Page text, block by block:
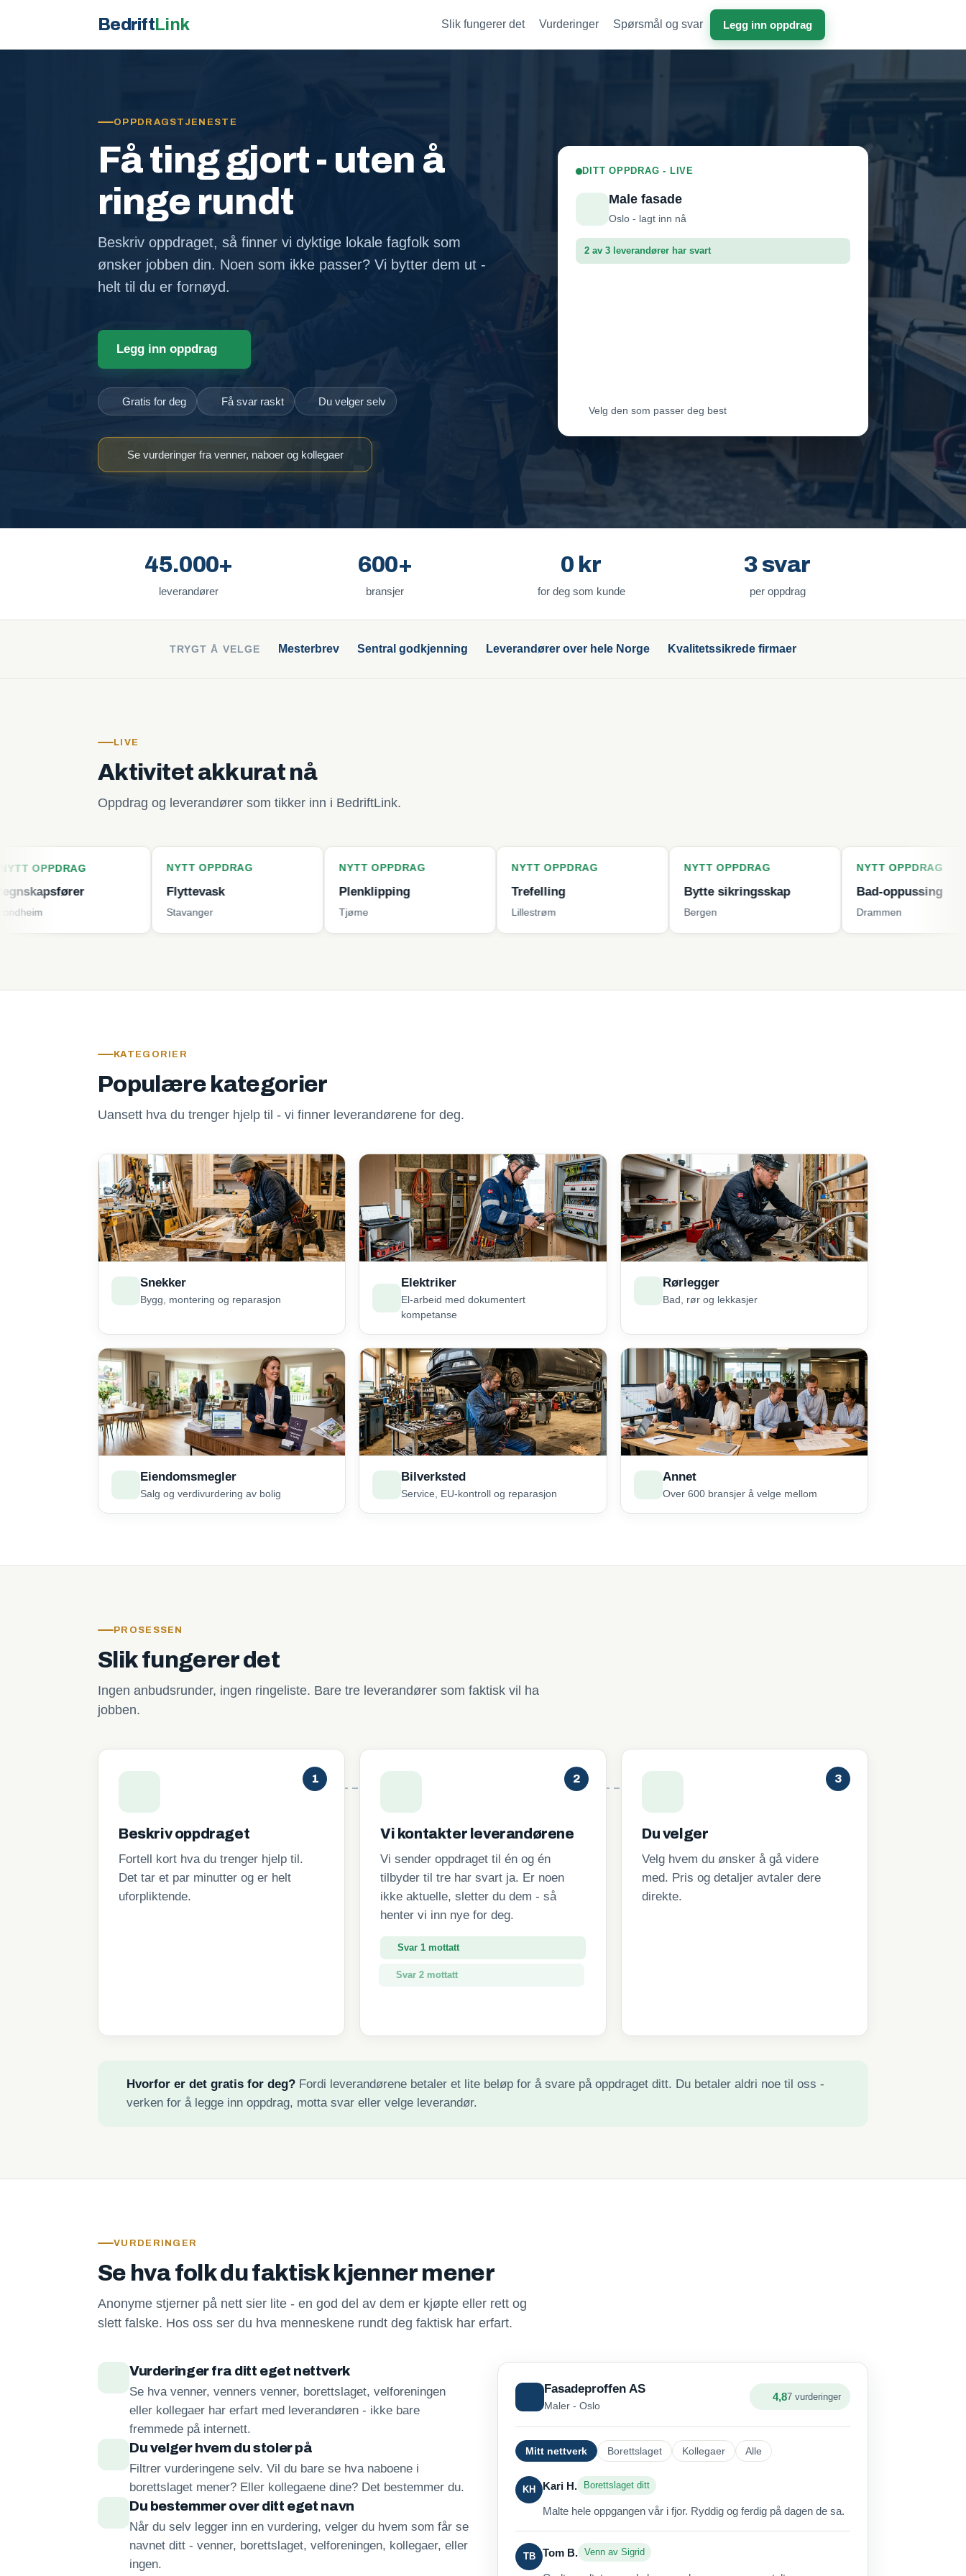
BedriftLink Slik fungerer det Vurderinger Spørsmål og svar Legg inn oppdrag
OPPDRAGSTJENESTE
Få ting gjort - uten å
ringe rundt
Beskriv oppdraget, så finner vi dyktige lokale fagfolk som
ønsker jobben din. Noen som ikke passer? Vi bytter dem ut -
helt til du er fornøyd.
Legg inn oppdrag
Gratis for deg Få svar raskt Du velger selv
Se vurderinger fra venner, naboer og kollegaer
DITT OPPDRAG - LIVE
Male fasade
Oslo - lagt inn nå
2 av 3 leverandører har svart
Velg den som passer deg best
45.000+
leverandører
600+
bransjer
0 kr
for deg som kunde
3 svar
per oppdrag
TRYGT Å VELGE Mesterbrev Sentral godkjenning Leverandører over hele Norge Kvalitetssikrede firmaer
LIVE
Aktivitet akkurat nå
Oppdrag og leverandører som tikker inn i BedriftLink.
NYTT OPPDRAG NYTT OPPDRAG
Plenklipping
NYTT OPPDRAG NYTT OPPDRAG
Bytte sikringsskap
NYTT OPPDRAG
Bad-oppussing
KATEGORIER
Populære kategorier
Uansett hva du trenger hjelp til - vi finner leverandørene for deg.
Snekker
Bygg, montering og reparasjon
Elektriker
El-arbeid med dokumentert
kompetanse
Rørlegger
Bad, rør og lekkasjer
Eiendomsmegler
Salg og verdivurdering av bolig
Bilverksted
Service, EU-kontroll og reparasjon
Annet
Over 600 bransjer å velge mellom
PROSESSEN
Slik fungerer det
Ingen anbudsrunder, ingen ringeliste. Bare tre leverandører som faktisk vil ha
jobben.
1
Beskriv oppdraget
Fortell kort hva du trenger hjelp til.
Det tar et par minutter og er helt
uforpliktende.
2
Vi kontakter leverandørene
Vi sender oppdraget til én og én
tilbyder til tre har svart ja. Er noen
ikke aktuelle, sletter du dem - så
henter vi inn nye for deg.
Svar 1 mottatt
Svar 2 mottatt
3
Du velger
Velg hvem du ønsker å gå videre
med. Pris og detaljer avtaler dere
direkte.
Hvorfor er det gratis for deg? Fordi leverandørene betaler et lite beløp for å svare på oppdraget ditt. Du betaler aldri noe til oss -
verken for å legge inn oppdrag, motta svar eller velge leverandør.
VURDERINGER
Se hva folk du faktisk kjenner mener
Anonyme stjerner på nett sier lite - en god del av dem er kjøpte eller rett og
slett falske. Hos oss ser du hva menneskene rundt deg faktisk har erfart.
Vurderinger fra ditt eget nettverk
Se hva venner, venners venner, borettslaget, velforeningen
eller kollegaer har erfart med leverandøren - ikke bare
fremmede på internett.
Du velger hvem du stoler på
Filtrer vurderingene selv. Vil du bare se hva naboene i
borettslaget mener? Eller kollegaene dine? Det bestemmer du.
Du bestemmer over ditt eget navn
Når du selv legger inn en vurdering, velger du hvem som får se
navnet ditt - venner, borettslaget, velforeningen, kollegaer, eller
ingen.
Fasadeproffen AS
Maler - Oslo
4,87 vurderinger
Mitt nettverk Borettslaget Kollegaer Alle
KH Kari H. Borettslaget ditt
Malte hele oppgangen vår i fjor. Ryddig og ferdig på dagen de sa.
TB Tom B. Venn av Sigrid